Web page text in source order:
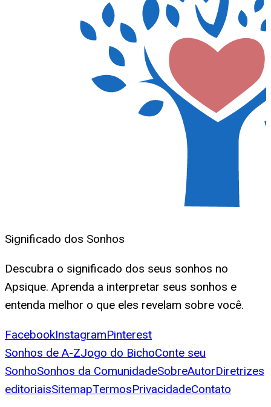
Significado dos Sonhos
Descubra o significado dos seus sonhos no
Apsique. Aprenda a interpretar seus sonhos e
entenda melhor o que eles revelam sobre você.
FacebookInstagramPinterest
Sonhos de A-ZJogo do BichoConte seu
SonhoSonhos da ComunidadeSobreAutorDiretrizes
editoriaisSitemapTermosPrivacidadeContato